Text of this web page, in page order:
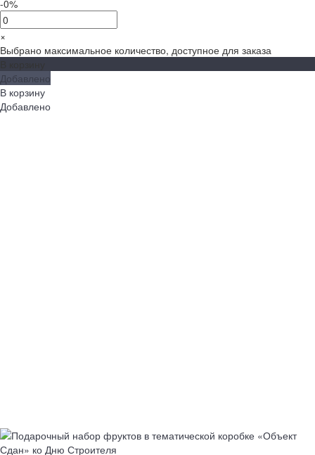
-0%
×
Выбрано максимальное количество, доступное для заказа
Добавлено
В корзину
Добавлено